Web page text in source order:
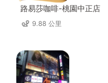
路易莎咖啡-桃園中正店
9.88 公里